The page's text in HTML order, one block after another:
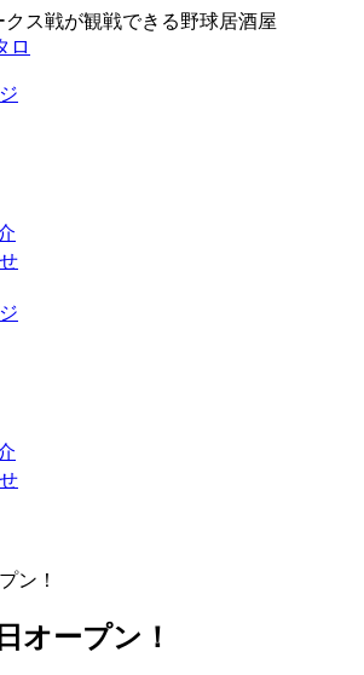
ス戦が観戦できる野球居酒屋
ン！
オープン！